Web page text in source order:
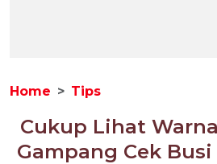
Home Tips
Cukup Lihat
Gampang Cek